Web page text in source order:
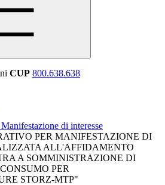
CUP 800.638.638
di interesse
PER MANIFESTAZIONE DI
ALL'AFFIDAMENTO
A SOMMINISTRAZIONE DI
PER
STORZ-MTP"